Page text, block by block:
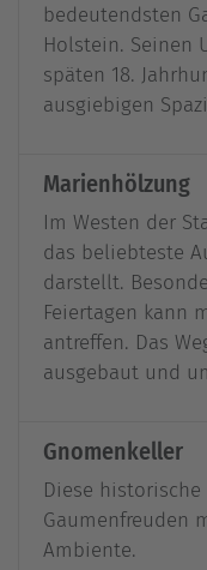
bedeutendsten
Holstein. Seinen
späten 18.
ausgiebigen
Marienhölzung
Im Westen der
das beliebteste
darstellt.
Feiertagen kann
antreffen. Das
ausgebaut und
Gnomenkeller
Diese
Gaumenfreuden
Ambiente.